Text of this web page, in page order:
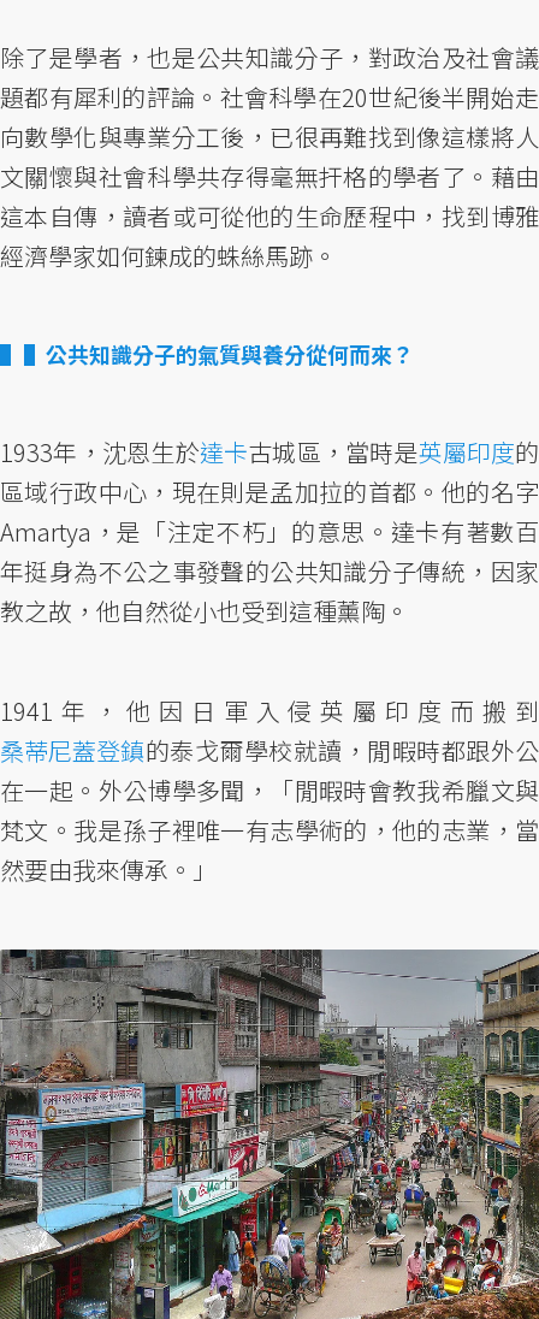
除了是學者，也是公共知識分子，對政治及社會議
題都有犀利的評論。社會科學在20世紀後半開始走
向數學化與專業分工後，已很再難找到像這樣將人
文關懷與社會科學共存得毫無扞格的學者了。藉由
這本自傳，讀者或可從他的生命歷程中，找到博雅
經濟學家如何鍊成的蛛絲馬跡。
▌公共知識分子的氣質與養分從何而來？
1933年，沈恩生於達卡古城區，當時是英屬印度的
區域行政中心，現在則是孟加拉的首都。他的名字
Amartya，是「注定不朽」的意思。達卡有著數百
年挺身為不公之事發聲的公共知識分子傳統，因家
教之故，他自然從小也受到這種薰陶。
1941年，他因日軍入侵英屬印度而搬到
桑蒂尼蓋登鎮的泰戈爾學校就讀，閒暇時都跟外公
在一起。外公博學多聞，「閒暇時會教我希臘文與
梵文。我是孫子裡唯一有志學術的，他的志業，當
然要由我來傳承。」